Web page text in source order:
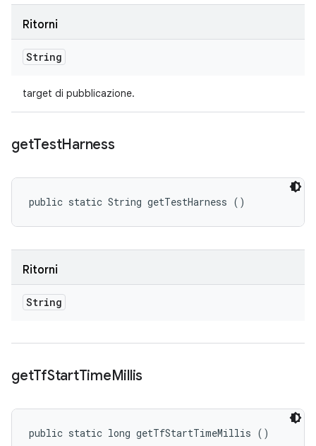
Ritorni
String
target di pubblicazione.
getTestHarness
public static String getTestHarness ()
Ritorni
String
getTfStartTimeMillis
public static long getTfStartTimeMillis ()